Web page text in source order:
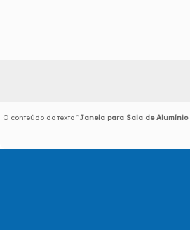
O conteúdo do texto "Janela para Sala de Alumínio